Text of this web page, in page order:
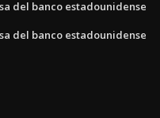
del banco estadounidense
del banco estadounidense